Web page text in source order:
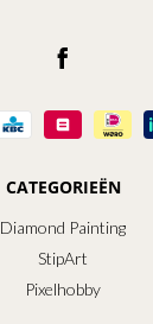
CATEGORIEËN
Diamond Painting
StipArt
Pixelhobby